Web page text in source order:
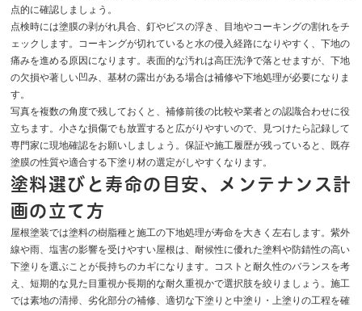
点的に確認しましょう。
点検時には塗膜の剥がれ具合、釘やビスの浮き、目地やコーキングの割れをチ
ェックします。コーキングが切れていると水の侵入経路になりやすく、下地の
痛みを進める原因になります。表面的な汚れは高圧洗浄で落とせますが、下地
の欠損や著しい凹み、基材の露出がある場合は補修や下地処理が必要になりま
す。
写真を複数の角度で残しておくと、補修前後の比較や業者との認識合わせに役
立ちます。小さな損傷でも放置すると広がりやすいので、見つけたら記録して
専門家に現地確認をお願いしましょう。保証や施工履歴が残っていると、既存
塗膜の性質や適合する下塗り材の選定がしやすくなります。
塗料選びと寿命の目安、メンテナンス計
画の立て方
屋根塗装では塗料の樹脂種と施工の下地処理が寿命を大きく左右します。紫外
線や雨、塩害の影響を受けやすい屋根は、耐候性に優れた塗料や防錆性の高い
下塗りを選ぶことが長持ちのカギになります。コストと耐久性のバランスを考
え、短期的な見た目重視か長期的な耐久重視かで選択肢を絞りましょう。施工
では素地の清掃、劣化部分の補修、適切な下塗りと中塗り・上塗りの工程を確